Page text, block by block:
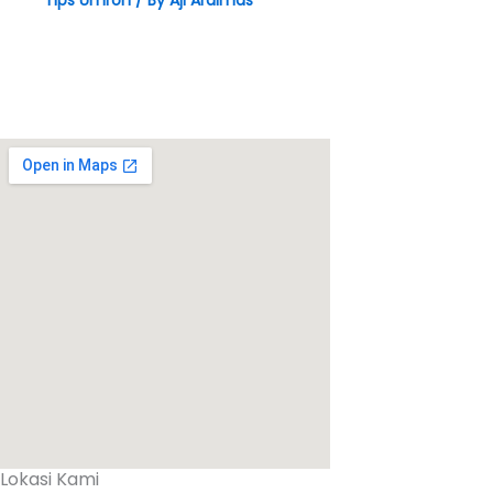
Lokasi Kami